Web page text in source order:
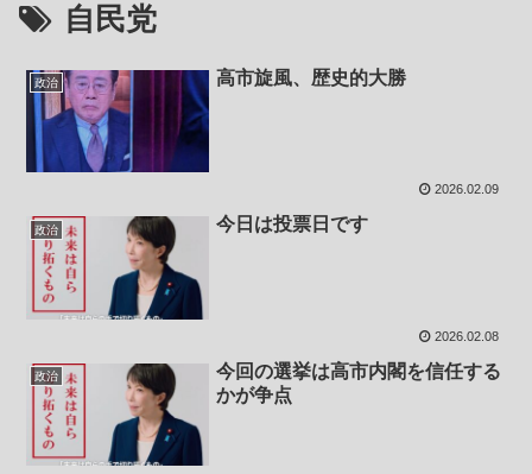
自民党
政治 高市旋風、歴史的大勝
2026.02.09
政治 今日は投票日です
2026.02.08
政治
今回の選挙は高市内閣を信任する
かが争点